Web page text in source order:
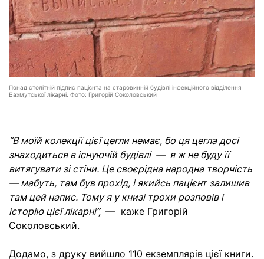
Понад столітній підпис пацієнта на старовинній будівлі інфекційного відділення
Бахмутської лікарні. Фото: Григорій Соколовський
“В моїй колекції цієї цегли немає, бо ця цегла досі
знаходиться в існуючій будівлі — я ж не буду її
витягувати зі стіни. Це своєрідна народна творчість
— мабуть, там був прохід, і якийсь пацієнт залишив
там цей напис. Тому я у книзі трохи розповів і
історію цієї лікарні”, — каже Григорій
Соколовський.
Додамо, з друку вийшло 110 екземплярів цієї книги.